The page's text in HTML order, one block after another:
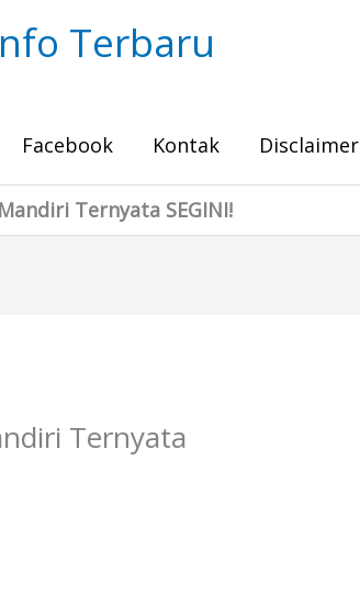
Terbaru
Facebook Kontak Disclaimer
Ternyata SEGINI!
Ternyata